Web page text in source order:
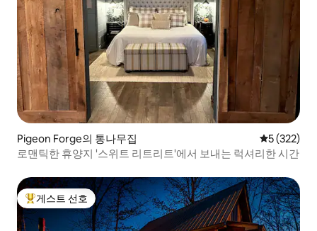
Pigeon Forge의 통나무집 평점 5점(5
5 (322)
로맨틱한 휴양지 '스위트 리트리트'에서 보내는 럭셔리한 시간
상위 게스트 선호
게스트 선호